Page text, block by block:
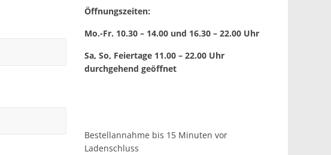
Öffnungszeiten:
Mo.-Fr. 10.30 – 14.00 und 16.30 – 22.00 Uhr
Sa, So, Feiertage 11.00 – 22.00 Uhr
durchgehend geöffnet
Bestellannahme bis 15 Minuten vor
Ladenschluss